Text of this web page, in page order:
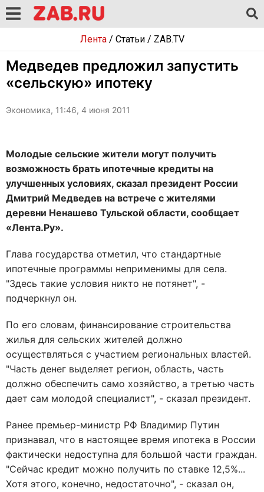
Лента/ Статьи/ ZAB.TV
Медведев предложил запустить
«сельскую» ипотеку
Экономика, 11:46, 4 июня 2011
Молодые сельские жители могут получить
возможность брать ипотечные кредиты на
улучшенных условиях, сказал президент России
Дмитрий Медведев на встрече с жителями
деревни Ненашево Тульской области, сообщает
«Лента.Ру».
Глава государства отметил, что стандартные
ипотечные программы неприменимы для села.
"Здесь такие условия никто не потянет", -
подчеркнул он.
По его словам, финансирование строительства
жилья для сельских жителей должно
осуществляться с участием региональных властей.
"Часть денег выделяет регион, область, часть
должно обеспечить само хозяйство, а третью часть
дает сам молодой специалист", - сказал президент.
Ранее премьер-министр РФ Владимир Путин
признавал, что в настоящее время ипотека в России
фактически недоступна для большой части граждан.
"Сейчас кредит можно получить по ставке 12,5%...
Хотя этого, конечно, недостаточно", - сказал он,